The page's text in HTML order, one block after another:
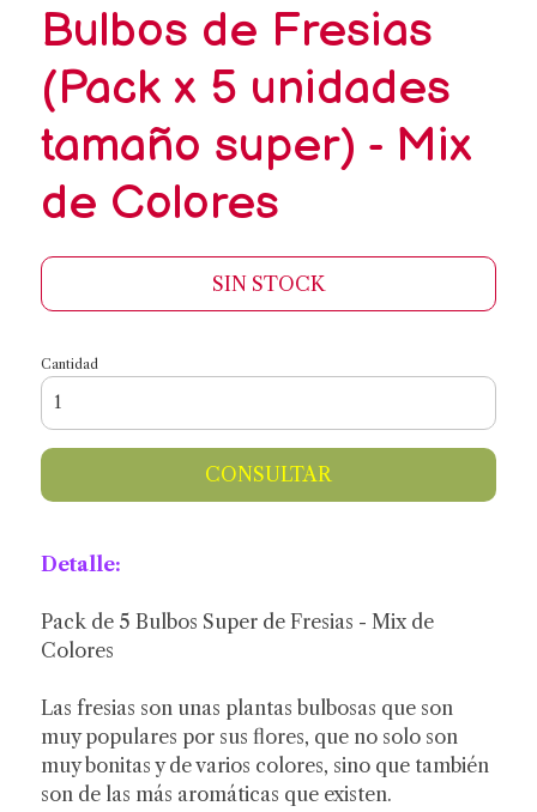
Bulbos de Fresias
(Pack x 5 unidades
tamaño super) - Mix
de Colores
SIN STOCK
Cantidad
CONSULTAR
Detalle:
Pack de 5 Bulbos Super de Fresias - Mix de
Colores
Las fresias son unas plantas bulbosas que son
muy populares por sus flores, que no solo son
muy bonitas y de varios colores, sino que también
son de las más aromáticas que existen.